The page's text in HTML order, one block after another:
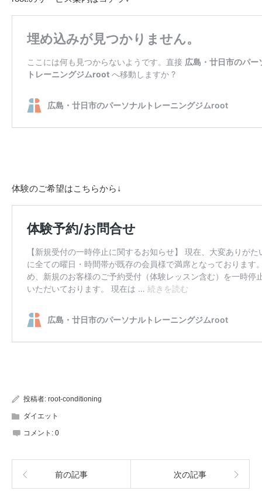
体験のご希望はこちらから↓
投稿者: root-conditioning
ダイエット
コメント: 0
前の記事 次の記事